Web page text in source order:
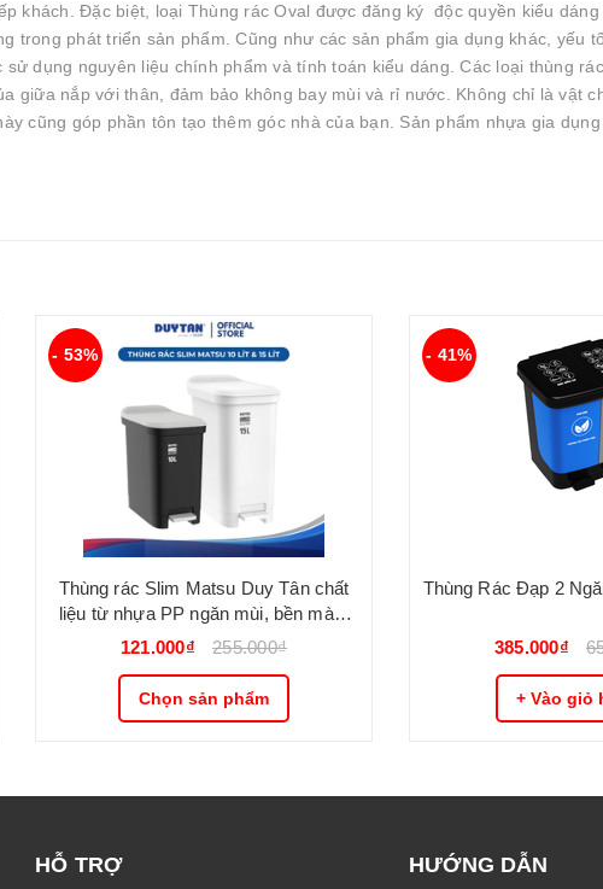
khách. Đặc biệt, loại Thùng rác Oval được đăng ký độc quyền kiểu
trong phát triển sản phẩm. Cũng như các sản phẩm gia dụng khác, yếu
dụng nguyên liệu chính phẩm và tính toán kiểu dáng. Các loại thùng
giữa nắp với thân, đảm bảo không bay mùi và rỉ nước. Không chỉ là vật
cũng góp phần tôn tạo thêm góc nhà của bạn. Sản phẩm nhựa gia
- 53%
Thùng rác Slim Matsu Duy Tân chất
liệu từ nhựa PP ngăn mùi, bền màu,
kiểu dáng sang trọng DUY TÂN
121.000₫ 255.000₫
Chọn sản phẩm
- 41%
Thùng Rác Đạp 2
385.000₫
+ Vào giỏ
HỖ TRỢ HƯỚNG DẪN